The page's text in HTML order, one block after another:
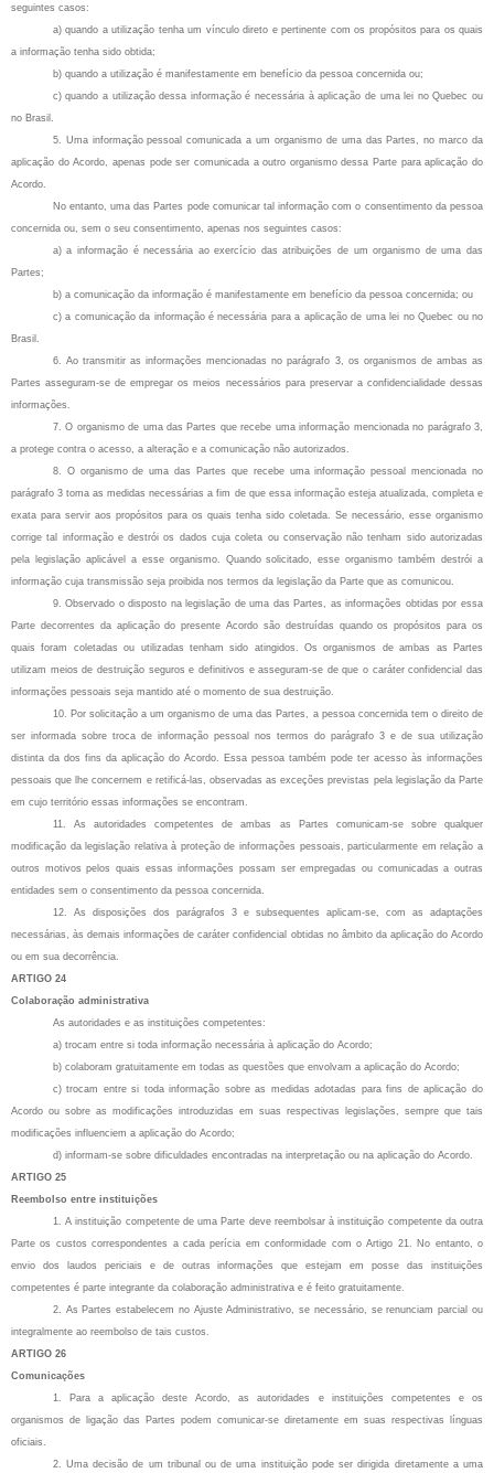
seguintes casos:
a) quando a utilização tenha um vínculo direto e pertinente com os propósitos para os quais
a informação tenha sido obtida;
b) quando a utilização é manifestamente em benefício da pessoa concernida ou;
c) quando a utilização dessa informação é necessária à aplicação de uma lei no Quebec ou
no Brasil.
5. Uma informação pessoal comunicada a um organismo de uma das Partes, no marco da
aplicação do Acordo, apenas pode ser comunicada a outro organismo dessa Parte para aplicação do
Acordo.
No entanto, uma das Partes pode comunicar tal informação com o consentimento da pessoa
concernida ou, sem o seu consentimento, apenas nos seguintes casos:
a) a informação é necessária ao exercício das atribuições de um organismo de uma das
Partes;
b) a comunicação da informação é manifestamente em benefício da pessoa concernida; ou
c) a comunicação da informação é necessária para a aplicação de uma lei no Quebec ou no
Brasil.
6. Ao transmitir as informações mencionadas no parágrafo 3, os organismos de ambas as
Partes asseguram-se de empregar os meios necessários para preservar a confidencialidade dessas
informações.
7. O organismo de uma das Partes que recebe uma informação mencionada no parágrafo 3,
a protege contra o acesso, a alteração e a comunicação não autorizados.
8. O organismo de uma das Partes que recebe uma informação pessoal mencionada no
parágrafo 3 toma as medidas necessárias a fim de que essa informação esteja atualizada, completa e
exata para servir aos propósitos para os quais tenha sido coletada. Se necessário, esse organismo
corrige tal informação e destrói os dados cuja coleta ou conservação não tenham sido autorizadas
pela legislação aplicável a esse organismo. Quando solicitado, esse organismo também destrói a
informação cuja transmissão seja proibida nos termos da legislação da Parte que as comunicou.
9. Observado o disposto na legislação de uma das Partes, as informações obtidas por essa
Parte decorrentes da aplicação do presente Acordo são destruídas quando os propósitos para os
quais foram coletadas ou utilizadas tenham sido atingidos. Os organismos de ambas as Partes
utilizam meios de destruição seguros e definitivos e asseguram-se de que o caráter confidencial das
informações pessoais seja mantido até o momento de sua destruição.
10. Por solicitação a um organismo de uma das Partes, a pessoa concernida tem o direito de
ser informada sobre troca de informação pessoal nos termos do parágrafo 3 e de sua utilização
distinta da dos fins da aplicação do Acordo. Essa pessoa também pode ter acesso às informações
pessoais que lhe concernem e retificá-las, observadas as exceções previstas pela legislação da Parte
em cujo território essas informações se encontram.
11. As autoridades competentes de ambas as Partes comunicam-se sobre qualquer
modificação da legislação relativa à proteção de informações pessoais, particularmente em relação a
outros motivos pelos quais essas informações possam ser empregadas ou comunicadas a outras
entidades sem o consentimento da pessoa concernida.
12. As disposições dos parágrafos 3 e subsequentes aplicam-se, com as adaptações
necessárias, às demais informações de caráter confidencial obtidas no âmbito da aplicação do Acordo
ou em sua decorrência.
ARTIGO 24
Colaboração administrativa
As autoridades e as instituições competentes:
a) trocam entre si toda informação necessária à aplicação do Acordo;
b) colaboram gratuitamente em todas as questões que envolvam a aplicação do Acordo;
c) trocam entre si toda informação sobre as medidas adotadas para fins de aplicação do
Acordo ou sobre as modificações introduzidas em suas respectivas legislações, sempre que tais
modificações influenciem a aplicação do Acordo;
d) informam-se sobre dificuldades encontradas na interpretação ou na aplicação do Acordo.
ARTIGO 25
Reembolso entre instituições
1. A instituição competente de uma Parte deve reembolsar à instituição competente da outra
Parte os custos correspondentes a cada perícia em conformidade com o Artigo 21. No entanto, o
envio dos laudos periciais e de outras informações que estejam em posse das instituições
competentes é parte integrante da colaboração administrativa e é feito gratuitamente.
2. As Partes estabelecem no Ajuste Administrativo, se necessário, se renunciam parcial ou
integralmente ao reembolso de tais custos.
ARTIGO 26
Comunicações
1. Para a aplicação deste Acordo, as autoridades e instituições competentes e os
organismos de ligação das Partes podem comunicar-se diretamente em suas respectivas línguas
oficiais.
2. Uma decisão de um tribunal ou de uma instituição pode ser dirigida diretamente a uma